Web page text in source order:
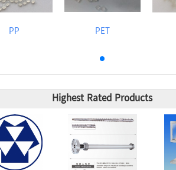
PP PET
Highest Rated Products